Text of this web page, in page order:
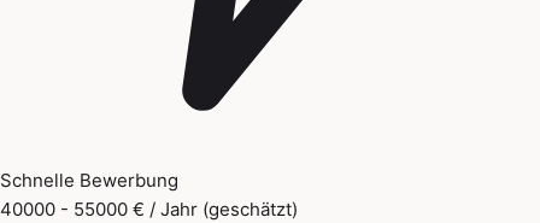
Schnelle Bewerbung
40000 - 55000 € / Jahr (geschätzt)